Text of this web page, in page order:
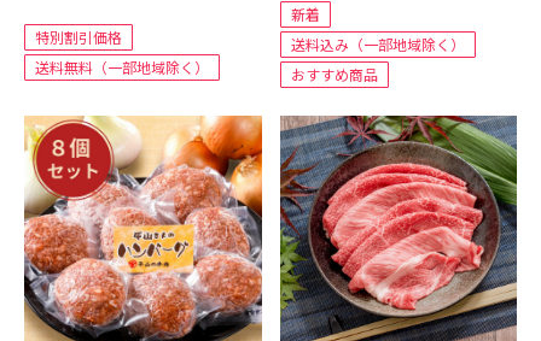
特別割引価格
送料無料（一部地域除く）
新着
送料込み（一部地域除く）
おすすめ商品